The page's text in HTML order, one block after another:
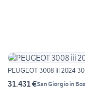
PEUGEOT 3008 iii 2024
31.431 €San Giorgio in